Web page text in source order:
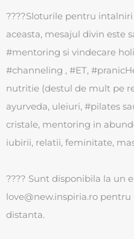
????Sloturile pentru
aceasta, mesajul divin este
#mentoring si vindecare
#channeling , #ET,
nutritie (destul de mult pe
ayurveda, uleiuri, #pilates
cristale, mentoring in
iubirii, relatii, feminitate,
???? Sunt disponibila la un
love@new.inspiria.ro pentru
distanta.